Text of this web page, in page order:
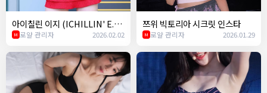
아이칠린 이지 (ICHILLIN' E.JI)
- Easy (르세라핌) 챌린지
M 로얄 관리자 2026.02.02
쯔위 빅토리아 시크릿 인스타
M 로얄 관리자 2026.01.29